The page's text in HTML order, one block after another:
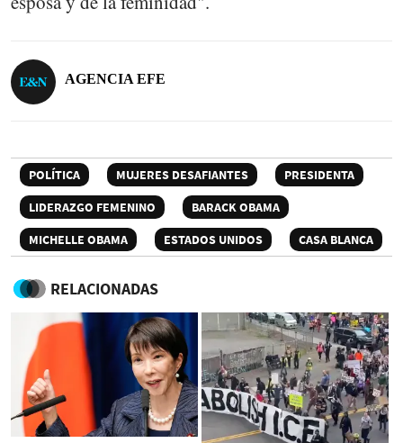
AGENCIA EFE
POLÍTICA MUJERES DESAFIANTES
PRESIDENTA
LIDERAZGO FEMENINO
BARACK OBAMA
MICHELLE OBAMA
ESTADOS UNIDOS CASA BLANCA
RELACIONADAS